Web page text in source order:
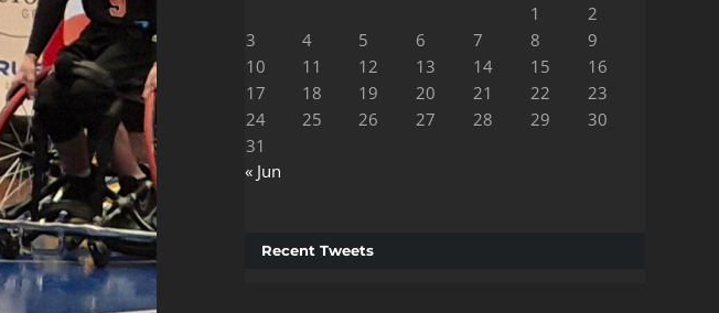
1
2
3
4 5 6 7 8
9
10
11 12 13 14 15
16
17
18 19 20 21 22
23
24
25 26 27 28 29
30
31
« Jun
Recent Tweets